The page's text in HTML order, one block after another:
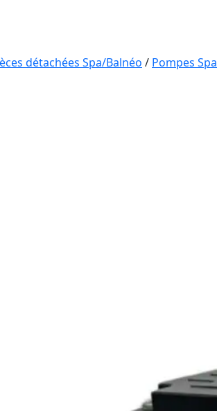
détachées Spa/Balnéo / Pompes Spa